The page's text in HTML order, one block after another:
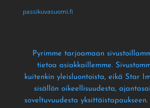
passikuvasuomi.fi
Pyrimme tarjoamaan
tietoa asiakkaillemme.
kuitenkin yleisluontoista, eikä Star
sisällön oikeellisuudesta,
soveltuvuudesta yksittäistapaukseen.